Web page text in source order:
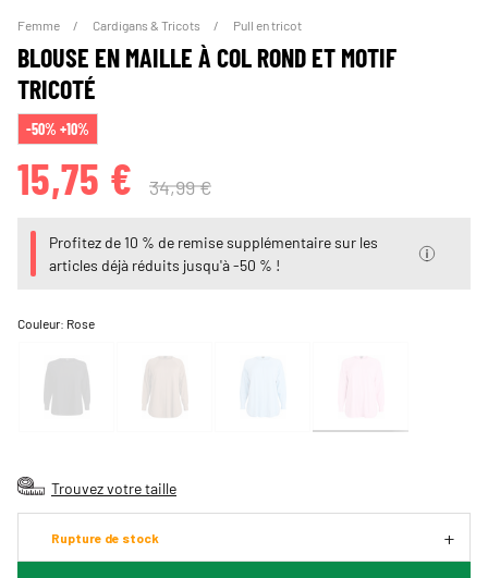
Femme Cardigans & Tricots Pull en tricot
BLOUSE EN MAILLE À COL ROND ET MOTIF
TRICOTÉ
-50% +10%
15,75 € 34,99 €
Profitez de 10 % de remise supplémentaire sur les
articles déjà réduits jusqu'à -50 % !
Couleur: Rose
Trouvez votre taille
Rupture de stock